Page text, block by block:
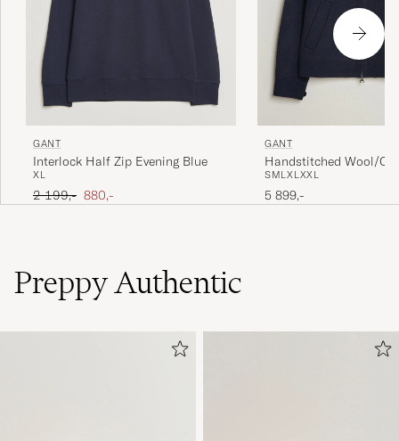
GANT
Interlock Half Zip Evening Blue
XL
Ordinær pris
2 199,- Nedsatt pris
880,-
GANT
Handstitched Wool/
Jacket Evening Blue
SMLXLXXL
5 899,-
Preppy Authentic